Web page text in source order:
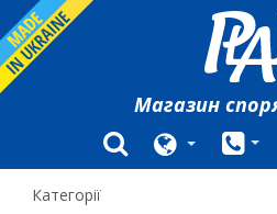
Mагазин
Категорії